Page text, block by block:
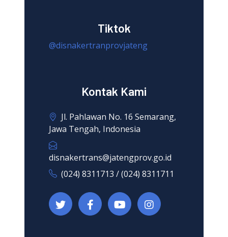
Tiktok
@disnakertranprovjateng
Kontak Kami
Jl. Pahlawan No. 16 Semarang,
Jawa Tengah, Indonesia
disnakertrans@jatengprov.go.id
(024) 8311713 / (024) 8311711